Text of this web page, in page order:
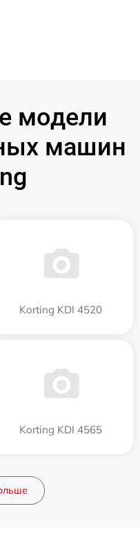
модели
машин
Korting KDI 4520
Korting KDI 4565